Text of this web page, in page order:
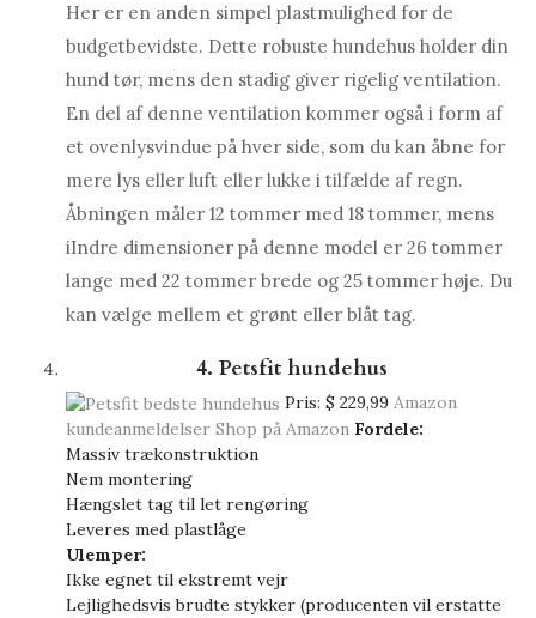
Her er en anden simpel plastmulighed for de
budgetbevidste. Dette robuste hundehus holder din
hund tør, mens den stadig giver rigelig ventilation.
En del af denne ventilation kommer også i form af
et ovenlysvindue på hver side, som du kan åbne for
mere lys eller luft eller lukke i tilfælde af regn.
Åbningen måler 12 tommer med 18 tommer, mens
iIndre dimensioner på denne model er 26 tommer
lange med 22 tommer brede og 25 tommer høje. Du
kan vælge mellem et grønt eller blåt tag.
4. Petsfit hundehus
Pris: $ 229,99 Amazon
kundeanmeldelser Shop på Amazon Fordele:
Massiv trækonstruktion
Nem montering
Hængslet tag til let rengøring
Leveres med plastlåge
Ulemper:
Ikke egnet til ekstremt vejr
Lejlighedsvis brudte stykker (producenten vil erstatte